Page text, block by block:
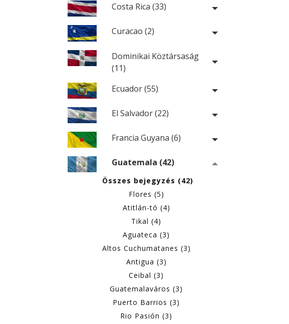
Costa Rica (33)
Curacao (2)
Dominikai Köztársaság
(11)
Ecuador (55)
El Salvador (22)
Francia Guyana (6)
Guatemala (42)
Összes bejegyzés (42)
Flores (5)
Atitlán-tó (4)
Tikal (4)
Aguateca (3)
Altos Cuchumatanes (3)
Antigua (3)
Ceibal (3)
Guatemalaváros (3)
Puerto Barrios (3)
Rio Pasión (3)